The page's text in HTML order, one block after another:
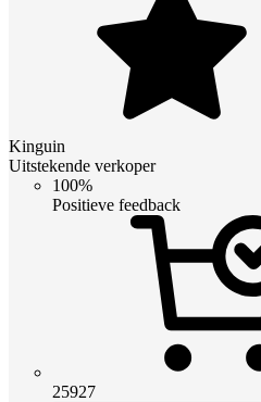
Kinguin
Uitstekende verkoper
100%
Positieve feedback
25927